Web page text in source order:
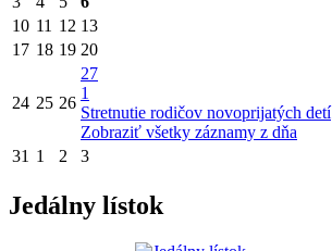
10 11 12 13
17 18 19 20
24 25 26
27
1
Stretnutie rodičov novoprijatých detí
Zobraziť všetky záznamy z dňa
31 1 2 3
Jedálny lístok